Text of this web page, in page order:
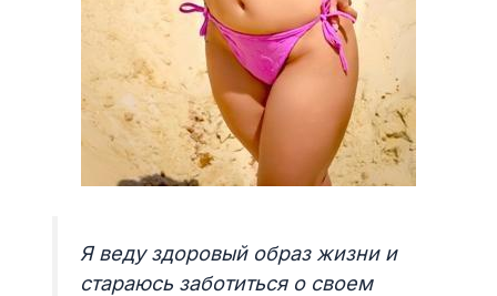
Я веду здоровый образ жизни и
стараюсь заботиться о своем